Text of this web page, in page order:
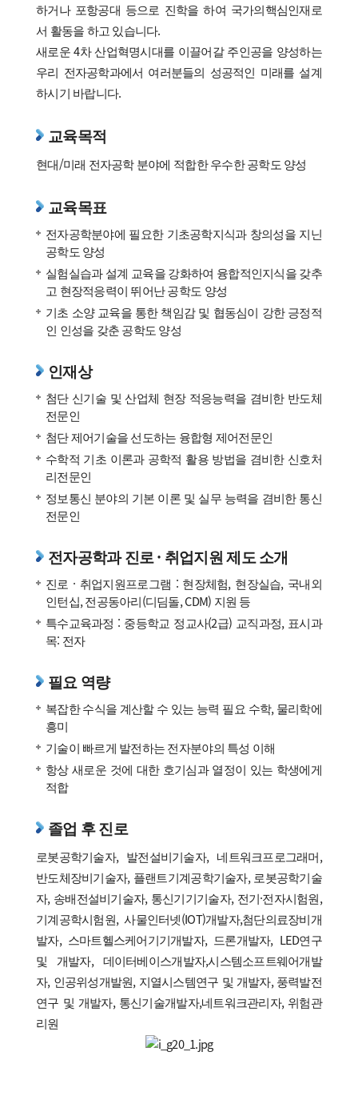
하거나 포항공대 등으로 진학을 하여 국가의핵심인재로
서 활동을 하고 있습니다.
새로운 4차 산업혁명시대를 이끌어갈 주인공을 양성하는
우리 전자공학과에서 여러분들의 성공적인 미래를 설계
하시기 바랍니다.
교육목적
현대/미래 전자공학 분야에 적합한 우수한 공학도 양성
교육목표
전자공학분야에 필요한 기초공학지식과 창의성을 지닌
공학도 양성
실험실습과 설계 교육을 강화하여 융합적인지식을 갖추
고 현장적응력이 뛰어난 공학도 양성
기초 소양 교육을 통한 책임감 및 협동심이 강한 긍정적
인 인성을 갖춘 공학도 양성
인재상
첨단 신기술 및 산업체 현장 적응능력을 겸비한 반도체
전문인
첨단 제어기술을 선도하는 융합형 제어전문인
수학적 기초 이론과 공학적 활용 방법을 겸비한 신호처
리전문인
정보통신 분야의 기본 이론 및 실무 능력을 겸비한 통신
전문인
전자공학과 진로 · 취업지원 제도 소개
진로 · 취업지원프로그램 : 현장체험, 현장실습, 국내외
인턴십, 전공동아리(디딤돌, CDM) 지원 등
특수교육과정 : 중등학교 정교사(2급) 교직과정, 표시과
목: 전자
필요 역량
복잡한 수식을 계산할 수 있는 능력 필요 수학, 물리학에
흥미
기술이 빠르게 발전하는 전자분야의 특성 이해
항상 새로운 것에 대한 호기심과 열정이 있는 학생에게
적합
졸업 후 진로
로봇공학기술자, 발전설비기술자, 네트워크프로그래머,
반도체장비기술자, 플랜트기계공학기술자, 로봇공학기술
자, 송배전설비기술자, 통신기기기술자, 전기·전자시험원,
기계공학시험원, 사물인터넷(IOT)개발자,첨단의료장비개
발자, 스마트헬스케어기기개발자, 드론개발자, LED연구
및 개발자, 데이터베이스개발자,시스템소프트웨어개발
자, 인공위성개발원, 지열시스템연구 및 개발자, 풍력발전
연구 및 개발자, 통신기술개발자,네트워크관리자, 위험관
리원